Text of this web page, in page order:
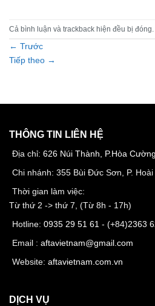
Cả bình luận và trackback hiện đều bị đóng.
← Trước
Tiếp theo →
THÔNG TIN LIÊN HỆ
Địa chỉ: 626 Núi Thành, P.Hòa
Chi nhánh: 355 Bùi Đức Sơn, P.
Thời gian làm việc:
Từ thứ 2 -> thứ 7, (Từ 8h - 17h)
Hotline: 0935 29 51 61 - (+84)2363
Email : aftavietnam@gmail.com
Website: aftavietnam.com.vn
DỊCH VỤ